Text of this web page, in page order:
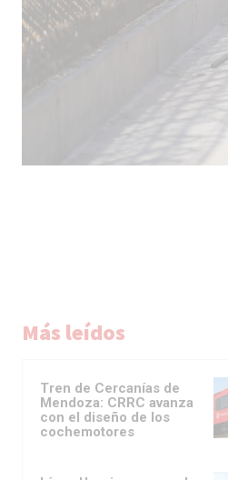
Más leídos
Tren de Cercanías de
Mendoza: CRRC avanza
con el diseño de los
cochemotores